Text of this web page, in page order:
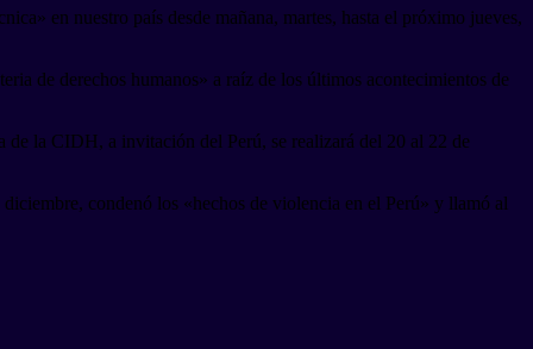
en nuestro país desde mañana, martes, hasta el próximo jueves,
de derechos humanos» a raíz de los últimos acontecimientos de
la CIDH, a invitación del Perú, se realizará del 20 al 22 de
condenó los «hechos de violencia en el Perú» y llamó al